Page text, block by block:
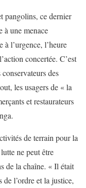
pangolins, ce dernier
à une menace
à l’urgence, l’heure
concertée. C’est
des
les usagers de « la
et restaurateurs
de terrain pour la
ne peut être
de la chaîne. « Il était
de l’ordre et la justice,